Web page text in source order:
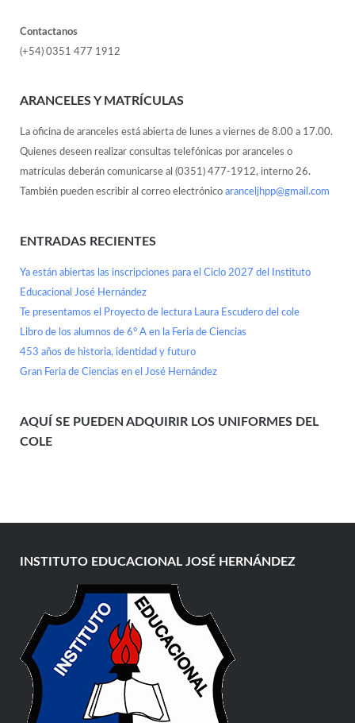
Contactanos
(+54) 0351 477 1912
ARANCELES Y MATRÍCULAS
La oficina de aranceles está abierta de lunes a viernes de 8.00 a 17.00.
Quienes deseen realizar consultas telefónicas por aranceles o
matrículas deberán comunicarse al (0351) 477-1912, interno 26.
También pueden escribir al correo electrónico aranceljhpp@gmail.com
ENTRADAS RECIENTES
Ya están abiertas las inscripciones para el Ciclo 2027 del Instituto
Educacional José Hernández
Te presentamos el Proyecto de lectura Laura Escudero del cole
Libro de los alumnos de 6° A en la Feria de Ciencias
453 años de historia, identidad y futuro
Gran Feria de Ciencias en el José Hernández
AQUÍ SE PUEDEN ADQUIRIR LOS UNIFORMES DEL
COLE
INSTITUTO EDUCACIONAL JOSÉ HERNÁNDEZ